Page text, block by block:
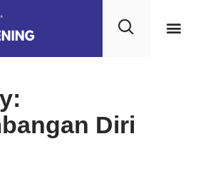
Diri